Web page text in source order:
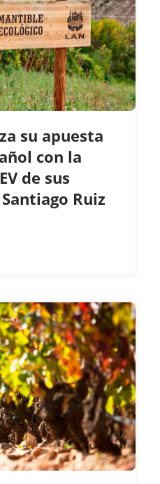
su apuesta
con la
de sus
Ruiz